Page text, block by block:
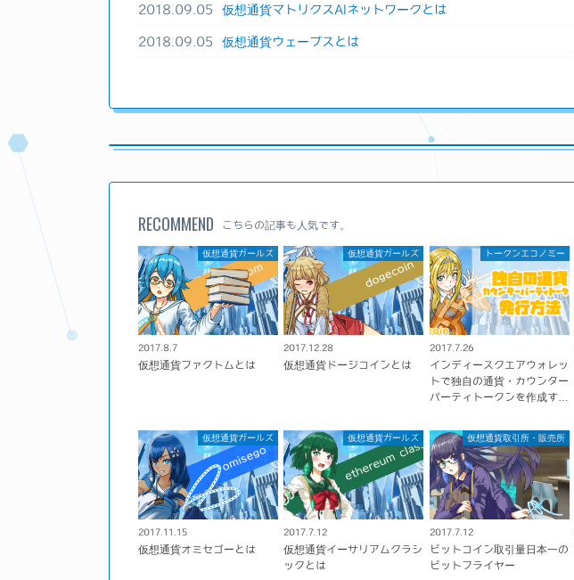
2018.09.05 仮想通貨マトリクスAIネットワークとは
2018.09.05 仮想通貨ウェーブスとは
RECOMMEND こちらの記事も人気です。
仮想通貨ガールズ
2017.8.7
仮想通貨ファクトムとは
仮想通貨ガールズ
2017.12.28
仮想通貨ドージコインとは
トークンエコノミー
2017.7.26
インディースクエアウォレッ
トで独自の通貨・カウンター
パーティトークンを作成す…
仮想通貨ガールズ
2017.11.15
仮想通貨オミセゴーとは
仮想通貨ガールズ
2017.7.12
仮想通貨イーサリアムクラシ
ックとは
仮想通貨取引所・販売所
2017.7.12
ビットコイン取引量日本一の
ビットフライヤー